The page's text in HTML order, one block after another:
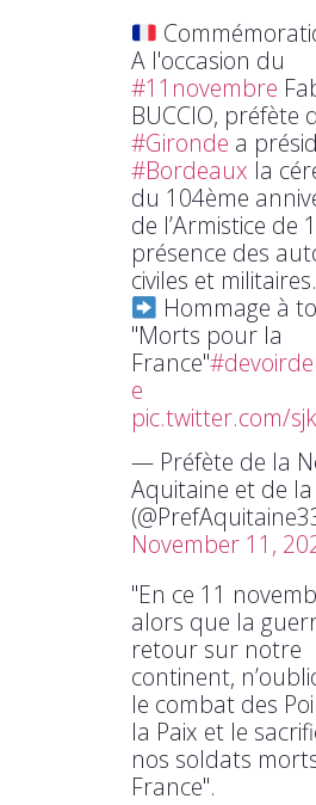
A l'occasion du
#11novembre
BUCCIO, préfète
#Gironde a
#Bordeaux la
du 104ème
de l’Armistice de
présence des
civiles et militaires.
Hommage à
"Morts pour la
France"
e
pic.twitter.com/
— Préfète de la
Aquitaine et de
November 11,
"En ce 11
alors que la
retour sur notre
continent,
le combat des
la Paix et le
nos soldats
France".